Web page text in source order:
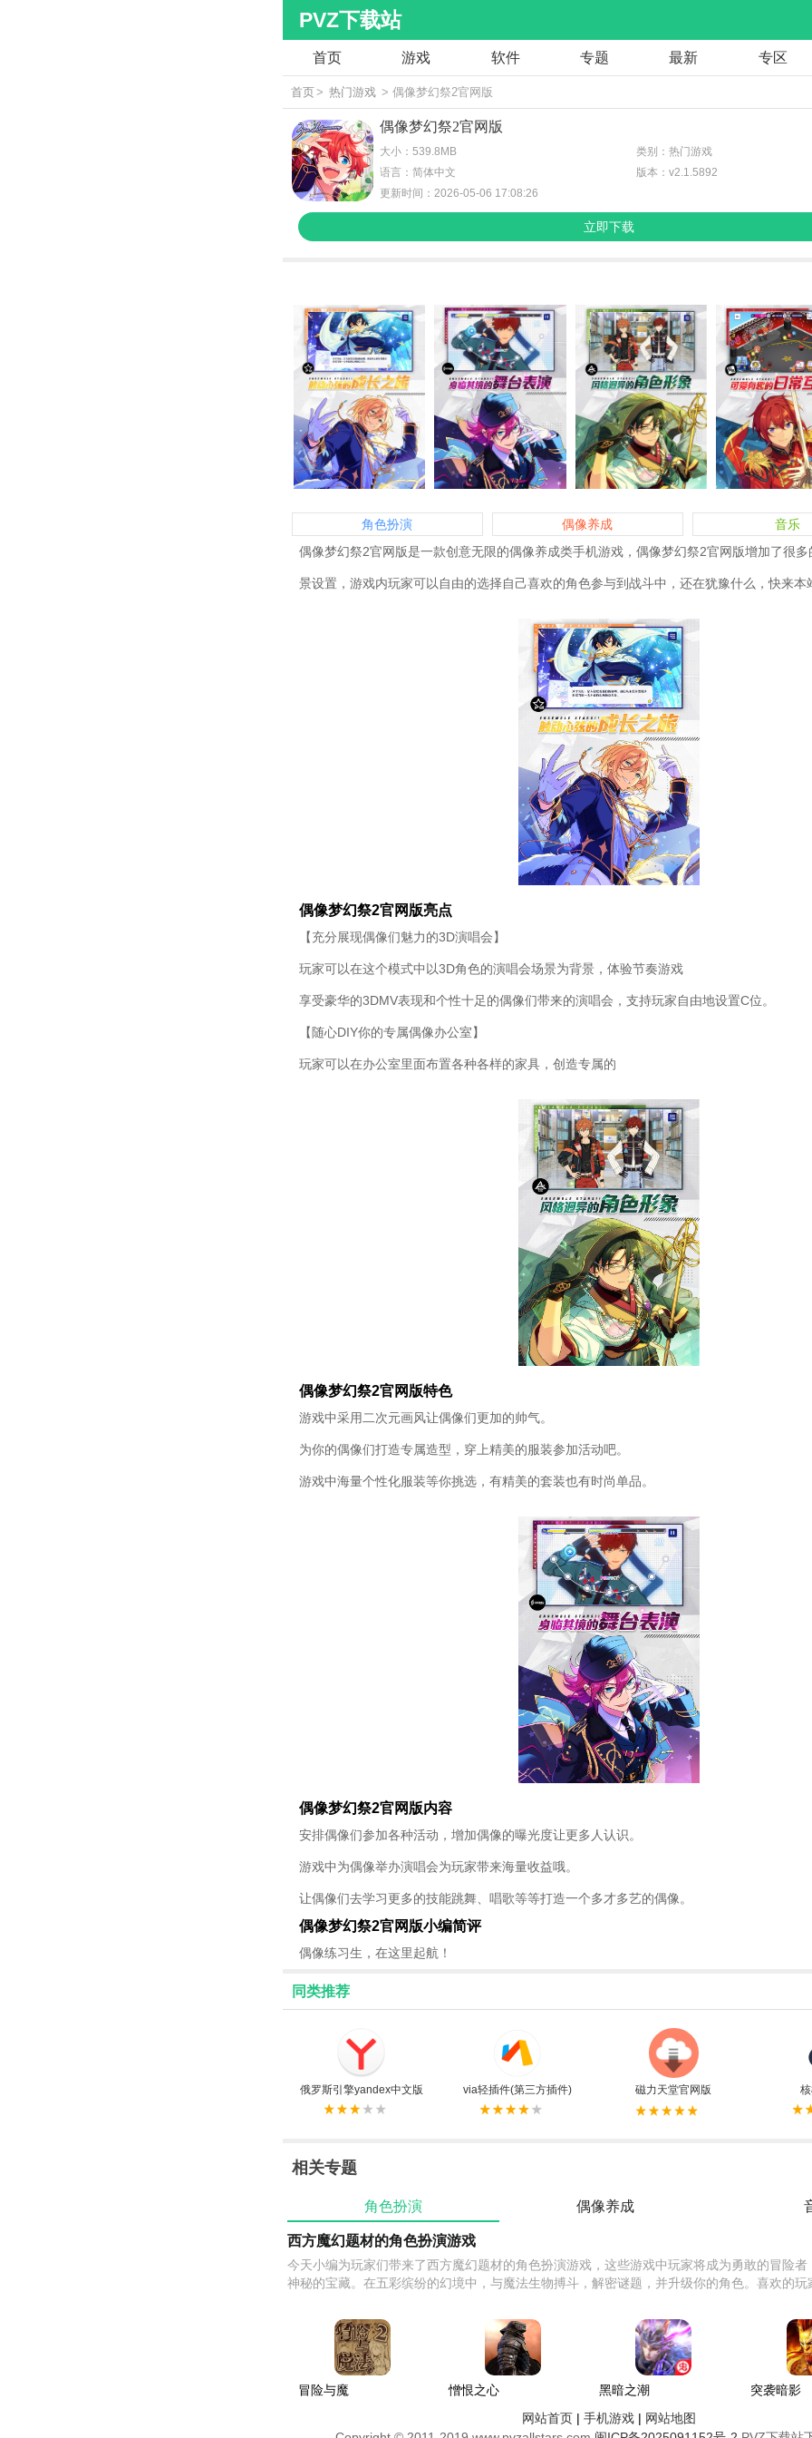
PVZ下载站
首页 游戏 软件 专题 最新 专区
首页> 热门游戏 > 偶像梦幻祭2官网版
偶像梦幻祭2官网版
大小：539.8MB
类别：热门游戏
语言：简体中文
版本：v2.1.5892
更新时间：2026-05-06 17:08:26
立即下载
角色扮演 偶像养成
音乐
偶像梦幻祭2官网版是一款创意无限的偶像养成类手机游戏，偶像梦幻祭2官网版增加了很
景设置，游戏内玩家可以自由的选择自己喜欢的角色参与到战斗中，还在犹豫什么，快来本
偶像梦幻祭2官网版亮点
【充分展现偶像们魅力的3D演唱会】
玩家可以在这个模式中以3D角色的演唱会场景为背景，体验节奏游戏
享受豪华的3DMV表现和个性十足的偶像们带来的演唱会，支持玩家自由地设置C位。
【随心DIY你的专属偶像办公室】
玩家可以在办公室里面布置各种各样的家具，创造专属的
偶像梦幻祭2官网版特色
游戏中采用二次元画风让偶像们更加的帅气。
为你的偶像们打造专属造型，穿上精美的服装参加活动吧。
游戏中海量个性化服装等你挑选，有精美的套装也有时尚单品。
偶像梦幻祭2官网版内容
安排偶像们参加各种活动，增加偶像的曝光度让更多人认识。
游戏中为偶像举办演唱会为玩家带来海量收益哦。
让偶像们去学习更多的技能跳舞、唱歌等等打造一个多才多艺的偶像。
偶像梦幻祭2官网版小编简评
偶像练习生，在这里起航！
同类推荐
俄罗斯引擎yandex中文版 via轻插件(第三方插件) 磁力天堂官网版
相关专题
角色扮演 偶像养成
西方魔幻题材的角色扮演游戏
今天小编为玩家们带来了西方魔幻题材的角色扮演游戏，这些游戏中玩家将成为勇敢的冒险
神秘的宝藏。在五彩缤纷的幻境中，与魔法生物搏斗，解密谜题，并升级你的角色。喜欢的
冒险与魔
憎恨之心
黑暗之潮
契约官方
正版
突袭暗影
网站首页 | 手机游戏 | 网站地图